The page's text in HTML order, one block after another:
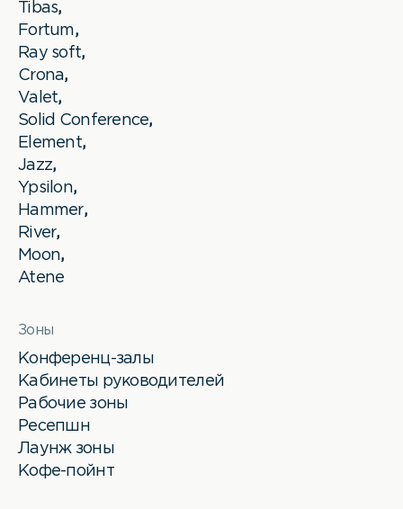
Tibas,
Fortum,
Ray soft,
Crona,
Valet,
Solid Conference,
Element,
Jazz,
Ypsilon,
Hammer,
River,
Moon,
Atene
Зоны
Конференц-залы
Кабинеты руководителей
Рабочие зоны
Ресепшн
Лаунж зоны
Кофе-пойнт